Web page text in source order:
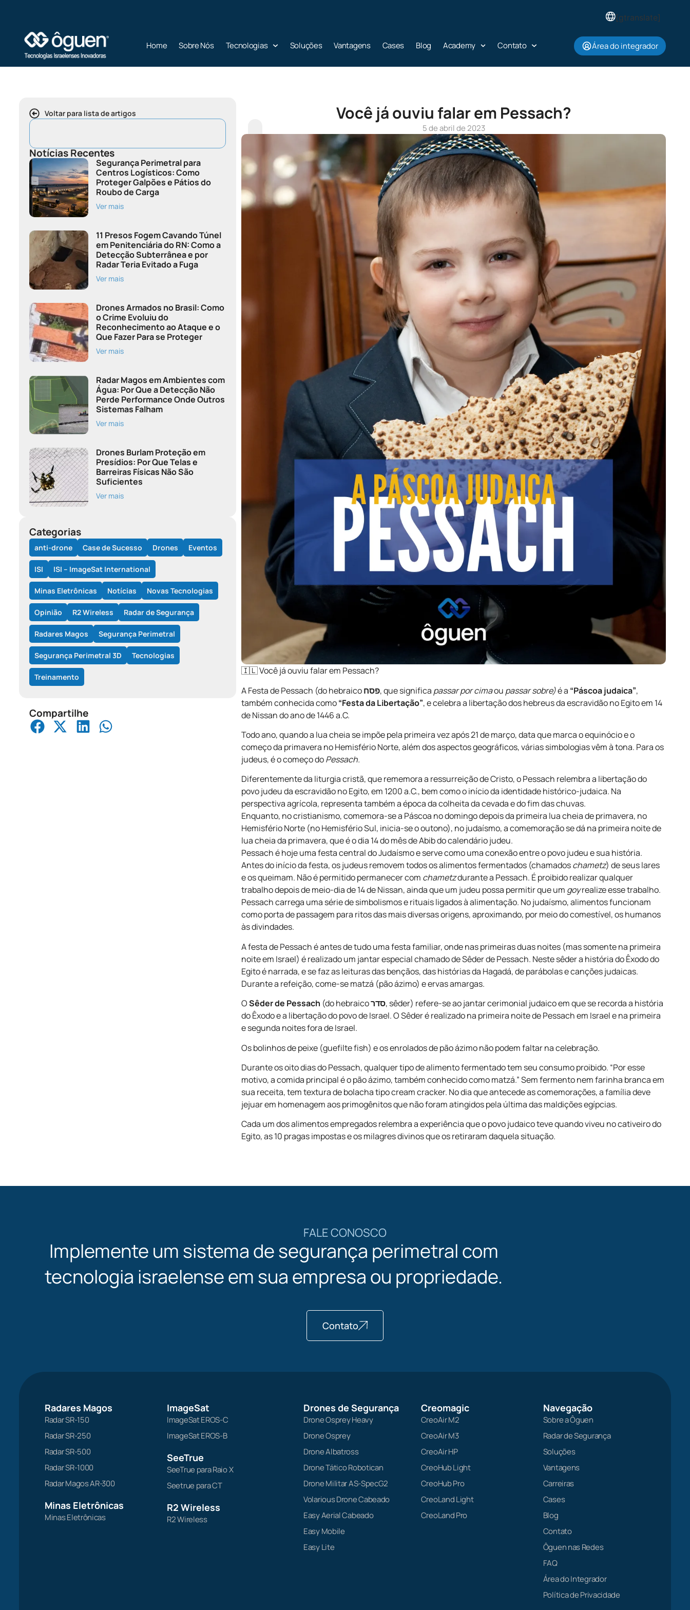
[gtranslate]
Home Sobre Nós Tecnologias Soluções Vantagens Cases Blog Academy Contato Área do integrador
Voltar para lista de artigos
Notícias Recentes
Segurança Perimetral para
Centros Logísticos: Como
Proteger Galpões e Pátios do
Roubo de Carga
Ver mais
11 Presos Fogem Cavando Túnel
em Penitenciária do RN: Como a
Detecção Subterrânea e por
Radar Teria Evitado a Fuga
Ver mais
Drones Armados no Brasil: Como
o Crime Evoluiu do
Reconhecimento ao Ataque e o
Que Fazer Para se Proteger
Ver mais
Radar Magos em Ambientes com
Água: Por Que a Detecção Não
Perde Performance Onde Outros
Sistemas Falham
Ver mais
Drones Burlam Proteção em
Presídios: Por Que Telas e
Barreiras Físicas Não São
Suficientes
Ver mais
Categorias
anti-drone Case de Sucesso Drones Eventos
ISI ISI – ImageSat International
Minas Eletrônicas Notícias Novas Tecnologias
Opinião R2 Wireless Radar de Segurança
Radares Magos Segurança Perimetral
Segurança Perimetral 3D Tecnologias
Treinamento
Compartilhe
Você já ouviu falar em Pessach?
5 de abril de 2023
🇮🇱 Você já ouviu falar em Pessach?
A Festa de Pessach (do hebraicoפסח, que significa passar por cimaou passar sobre)é a “Páscoa judaica”,
também conhecida como“Festa da Libertação”, e celebra a libertação dos hebreus da escravidão no Egito em 14
de Nissan do ano de 1446 a.C.
Todo ano, quando a lua cheia se impõe pela primeira vez após 21 de março, data que marca o equinócio e o
começo da primavera no Hemisfério Norte, além dos aspectos geográficos, várias simbologias vêm à tona. Para os
judeus, é o começo doPessach.
Diferentemente da liturgia cristã, que rememora a ressurreição de Cristo, o Pessach relembra a libertação do
povo judeu da escravidão no Egito, em 1200 a.C., bem como o início da identidade histórico-judaica. Na
perspectiva agrícola, representa também a época da colheita da cevada e do fim das chuvas.
Enquanto, no cristianismo, comemora-se a Páscoa no domingo depois da primeira lua cheia de primavera, no
Hemisfério Norte (no Hemisfério Sul, inicia-se o outono), no judaísmo, a comemoração se dá na primeira noite de
lua cheia da primavera, que é o dia 14 do mês de Abib do calendário judeu.
Pessach é hoje uma festa central do Judaísmo e serve como uma conexão entre o povo judeu e sua história.
Antes do início da festa, os judeus removem todos os alimentos fermentados (chamadoschametz) de seus lares
e os queimam. Não é permitido permanecer com chametzdurante a Pessach. É proibido realizar qualquer
trabalho depois de meio-dia de 14 de Nissan, ainda que um judeu possa permitir que um goyrealize esse trabalho.
Pessach carrega uma série de simbolismos e rituais ligados à alimentação. No judaísmo, alimentos funcionam
como porta de passagem para ritos das mais diversas origens, aproximando, por meio do comestível, os humanos
às divindades.
A festa de Pessach é antes de tudo uma festa familiar, onde nas primeiras duas noites (mas somente na primeira
noite em Israel) é realizado um jantar especial chamado de Sêder de Pessach. Neste sêder a história do Êxodo do
Egito é narrada, e se faz as leituras das bençãos, das histórias da Hagadá, de parábolas e canções judaicas.
Durante a refeição, come-se matzá (pão ázimo) e ervas amargas.
OSêder de Pessach (do hebraicoסדר, sêder) refere-se ao jantar cerimonial judaico em que se recorda a história
do Êxodo e a libertação do povo de Israel. O Sêder é realizado na primeira noite de Pessach em Israel e na primeira
e segunda noites fora de Israel.
Os bolinhos de peixe (guefilte fish) e os enrolados de pão ázimo não podem faltar na celebração.
Durante os oito dias do Pessach, qualquer tipo de alimento fermentado tem seu consumo proibido. “Por esse
motivo, a comida principal é o pão ázimo, também conhecido como matzá.” Sem fermento nem farinha branca em
sua receita, tem textura de bolacha tipo cream cracker. No dia que antecede as comemorações, a família deve
jejuar em homenagem aos primogênitos que não foram atingidos pela última das maldições egípcias.
Cada um dos alimentos empregados relembra a experiência que o povo judaico teve quando viveu no cativeiro do
Egito, as 10 pragas impostas e os milagres divinos que os retiraram daquela situação.
FALE CONOSCO
Implemente um sistema de segurança perimetral com
tecnologia israelense em sua empresa ou propriedade.
Contato
Radares Magos
Radar SR-150
Radar SR-250
Radar SR-500
Radar SR-1000
Radar Magos AR-300
Minas Eletrônicas
Minas Eletrônicas
ImageSat
ImageSat EROS-C
ImageSat EROS-B
SeeTrue
SeeTrue para Raio X
Seetrue para CT
R2 Wireless
R2 Wireless
Drones de Segurança
Drone Osprey Heavy
Drone Osprey
Drone Albatross
Drone Tático Robotican
Drone Militar AS-SpecG2
Volarious Drone Cabeado
Easy Aerial Cabeado
Easy Mobile
Easy Lite
Creomagic
CreoAir M2
CreoAir M3
CreoAir HP
CreoHub Light
CreoHub Pro
CreoLand Light
CreoLand Pro
Navegação
Sobre a Ôguen
Radar de Segurança
Soluções
Vantagens
Carreiras
Cases
Blog
Contato
Ôguen nas Redes
FAQ
Área do Integrador
Política de Privacidade